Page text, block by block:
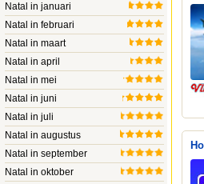
Natal in januari
Natal in februari
Natal in maart
Natal in april
Natal in mei
Natal in juni
Natal in juli
Natal in augustus
Natal in september
Natal in oktober